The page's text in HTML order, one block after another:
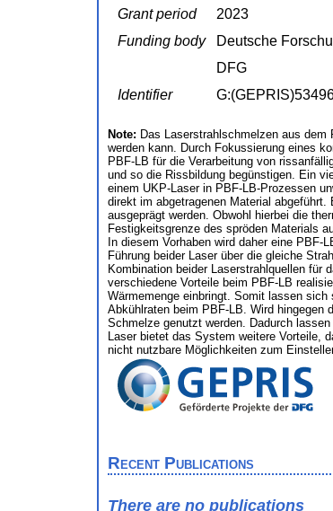
Grant period
2023
Funding body
Deutsche
DFG
Identifier
Note: Das Laserstrahlschmelzen aus
werden kann. Durch Fokussierung eines
PBF-LB für die Verarbeitung von
und so die Rissbildung begünstigen. Ein
einem UKP-Laser in PBF-LB-Prozessen
direkt im abgetragenen Material
ausgeprägt werden. Obwohl hierbei die
Festigkeitsgrenze des spröden Materials
In diesem Vorhaben wird daher eine
Führung beider Laser über die gleiche
Kombination beider Laserstrahlquellen für
verschiedene Vorteile beim PBF-LB
Wärmemenge einbringt. Somit lassen
Abkühlraten beim PBF-LB. Wird hingegen
Schmelze genutzt werden. Dadurch
Laser bietet das System weitere Vorteile,
nicht nutzbare Möglichkeiten zum
Recent Publications
There are no publications